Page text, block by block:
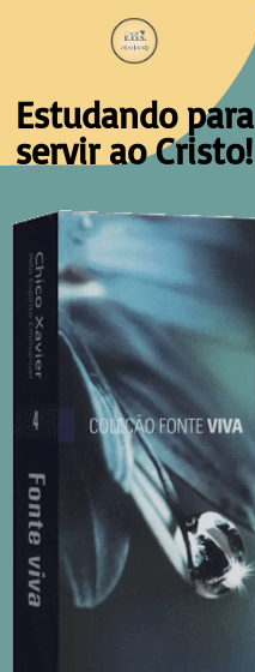
Estudando para
servir ao Cristo!